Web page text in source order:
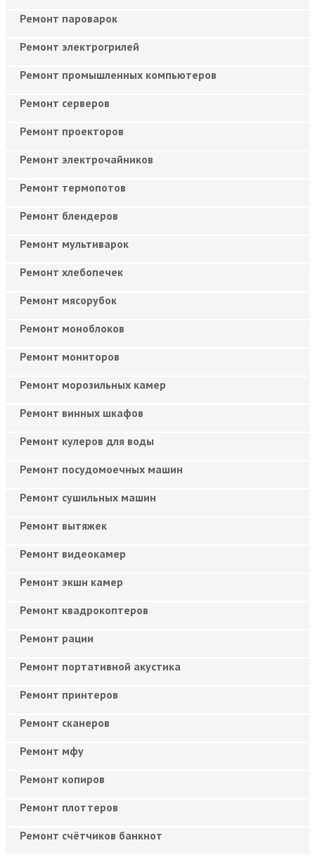
Ремонт пароварок
Ремонт электрогрилей
Ремонт промышленных компьютеров
Ремонт серверов
Ремонт проекторов
Ремонт электрочайников
Ремонт термопотов
Ремонт блендеров
Ремонт мультиварок
Ремонт хлебопечек
Ремонт мясорубок
Ремонт моноблоков
Ремонт мониторов
Ремонт морозильных камер
Ремонт винных шкафов
Ремонт кулеров для воды
Ремонт посудомоечных машин
Ремонт сушильных машин
Ремонт вытяжек
Ремонт видеокамер
Ремонт экшн камер
Ремонт квадрокоптеров
Ремонт рации
Ремонт портативной акустика
Ремонт принтеров
Ремонт сканеров
Ремонт мфу
Ремонт копиров
Ремонт плоттеров
Ремонт счётчиков банкнот